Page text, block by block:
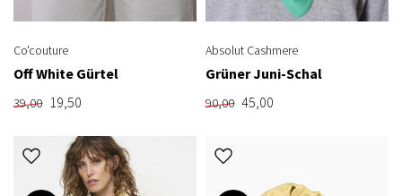
Co'couture
Off White Gürtel
39,00 19,50
Absolut Cashmere
Grüner Juni-Schal
90,00 45,00